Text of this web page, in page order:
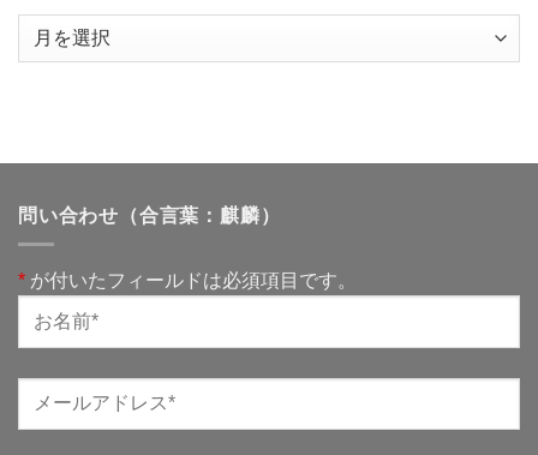
問い合わせ（合言葉：麒麟）
* が付いたフィールドは必須項目です。